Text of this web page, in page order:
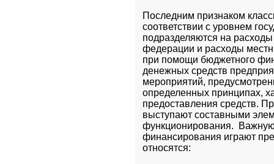
Последним признаком
соответствии с уровнем
подразделяются на
федерации и расходы
при помощи бюджетного
денежных средств
мероприятий,
определенных принципах,
предоставления средств.
выступают составными
функционирования.
финансирования играют
относятся: